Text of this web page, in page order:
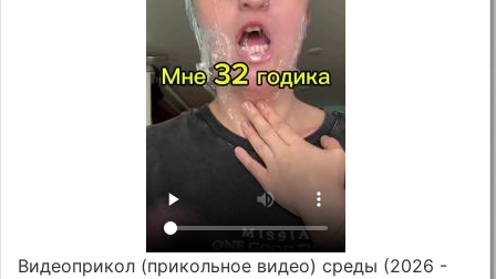
Видеоприкол (прикольное видео) среды (2026 -